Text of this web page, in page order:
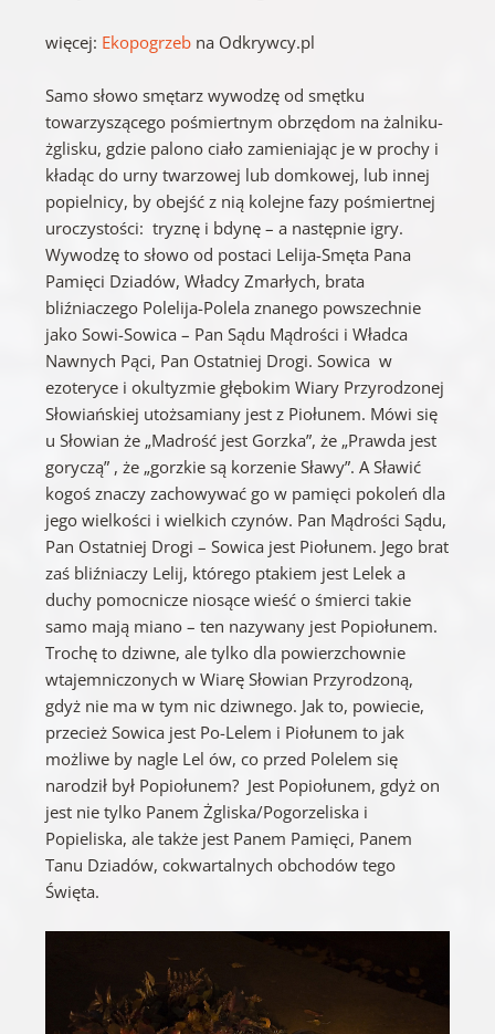
więcej: Ekopogrzeb na Odkrywcy.pl
Samo słowo smętarz wywodzę od smętku
towarzyszącego pośmiertnym obrzędom na żalniku-
żglisku, gdzie palono ciało zamieniając je w prochy i
kładąc do urny twarzowej lub domkowej, lub innej
popielnicy, by obejść z nią kolejne fazy pośmiertnej
uroczystości: tryznę i bdynę – a następnie igry.
Wywodzę to słowo od postaci Lelija-Smęta Pana
Pamięci Dziadów, Władcy Zmarłych, brata
bliźniaczego Polelija-Polela znanego powszechnie
jako Sowi-Sowica – Pan Sądu Mądrości i Władca
Nawnych Pąci, Pan Ostatniej Drogi. Sowica w
ezoteryce i okultyzmie głębokim Wiary Przyrodzonej
Słowiańskiej utożsamiany jest z Piołunem. Mówi się
u Słowian że „Madrość jest Gorzka”, że „Prawda jest
goryczą” , że „gorzkie są korzenie Sławy”. A Sławić
kogoś znaczy zachowywać go w pamięci pokoleń dla
jego wielkości i wielkich czynów. Pan Mądrości Sądu,
Pan Ostatniej Drogi – Sowica jest Piołunem. Jego brat
zaś bliźniaczy Lelij, którego ptakiem jest Lelek a
duchy pomocnicze niosące wieść o śmierci takie
samo mają miano – ten nazywany jest Popiołunem.
Trochę to dziwne, ale tylko dla powierzchownie
wtajemniczonych w Wiarę Słowian Przyrodzoną,
gdyż nie ma w tym nic dziwnego. Jak to, powiecie,
przecież Sowica jest Po-Lelem i Piołunem to jak
możliwe by nagle Lel ów, co przed Polelem się
narodził był Popiołunem? Jest Popiołunem, gdyż on
jest nie tylko Panem Żgliska/Pogorzeliska i
Popieliska, ale także jest Panem Pamięci, Panem
Tanu Dziadów, cokwartalnych obchodów tego
Święta.